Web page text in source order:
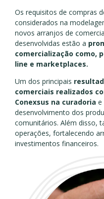
Os requisitos de compras
considerados na
novos arranjos de
desenvolvidas estão a
comercialização como,
line e marketplaces.
Um dos principais
comerciais realizados
Conexsus na curadoria e
desenvolvimento dos
comunitários. Além disso,
operações, fortalecendo
investimentos financeiros.